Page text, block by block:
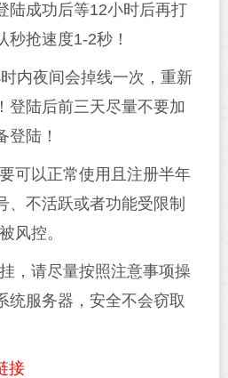
陆成功后等12小时后再打
秒抢速度1-2秒！
内夜间会掉线一次，重新
登陆后前三天尽量不要加
登陆！
可以正常使用且注册半年
、不活跃或者功能受限制
风控。
，请尽量按照注意事项操
统服务器，安全不会窃取
接